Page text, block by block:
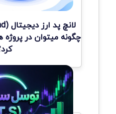
چگونه میتوان در